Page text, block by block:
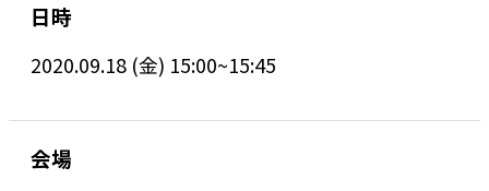
日時
2020.09.18 (金) 15:00~15:45
会場